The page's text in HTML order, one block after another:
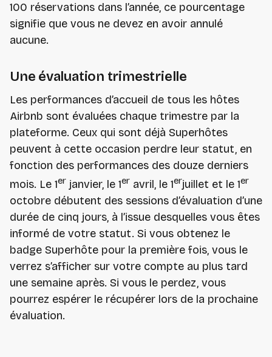
100 réservations dans l’année, ce pourcentage
signifie que vous ne devez en avoir annulé
aucune.
Une évaluation trimestrielle
Les performances d’accueil de tous les hôtes
Airbnb sont évaluées chaque trimestre par la
plateforme. Ceux qui sont déjà Superhôtes
peuvent à cette occasion perdre leur statut, en
fonction des performances des douze derniers
mois. Le 1er janvier, le 1er avril, le 1erjuillet et le 1er
octobre débutent des sessions d’évaluation d’une
durée de cinq jours, à l’issue desquelles vous êtes
informé de votre statut. Si vous obtenez le
badge Superhôte pour la première fois, vous le
verrez s’afficher sur votre compte au plus tard
une semaine après. Si vous le perdez, vous
pourrez espérer le récupérer lors de la prochaine
évaluation.